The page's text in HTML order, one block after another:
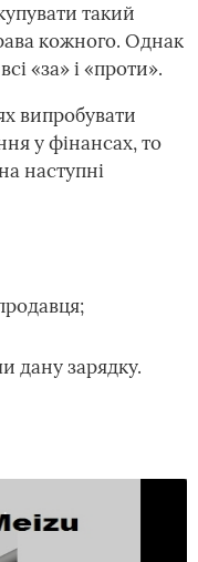
такий
кожного. Однак
«за» і «проти».
випробувати
у фінансах, то
наступні
дану зарядку.
і плюси.